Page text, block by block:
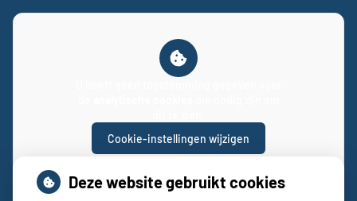
Cookie-instellingen wijzigen
Deze website gebruikt cookies